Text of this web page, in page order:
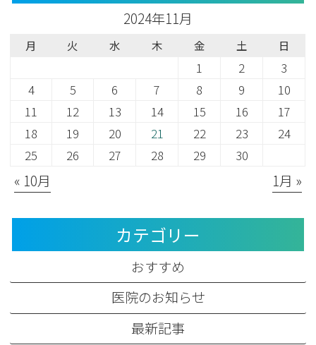
2024年11月
月 火 水 木 金 土 日
1 2
3
4
5 6 7 8 9
10
11
12 13 14 15 16
17
18
19 20 21 22 23
24
25
26 27 28 29 30
« 10月 1月 »
カテゴリー
おすすめ
医院のお知らせ
最新記事